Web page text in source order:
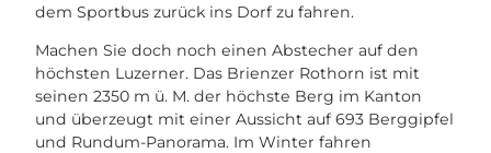
dem Sportbus zurück ins Dorf zu fahren.
Machen Sie doch noch einen Abstecher auf den
höchsten Luzerner. Das Brienzer Rothorn ist mit
seinen 2350 m ü. M. der höchste Berg im Kanton
und überzeugt mit einer Aussicht auf 693 Berggipfel
und Rundum-Panorama. Im Winter fahren